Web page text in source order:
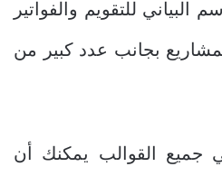
للتقويم والفواتير
بجانب عدد كبير من
جميع القوالب يمكنك أن